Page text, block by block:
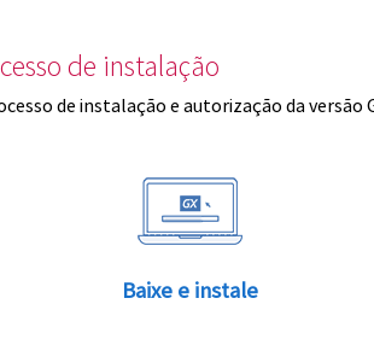
de instalação
de instalação e autorização da versão
Baixe e instale